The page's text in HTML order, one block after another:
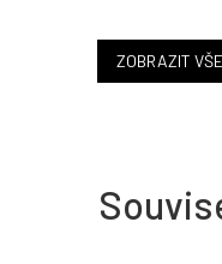
ZOBRAZIT